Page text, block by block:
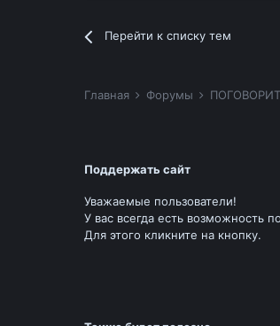
Перейти к списку тем
Главная Форумы
Поддержать сайт
Уважаемые пользователи!
У вас всегда есть возможность
Для этого кликните на кнопку.